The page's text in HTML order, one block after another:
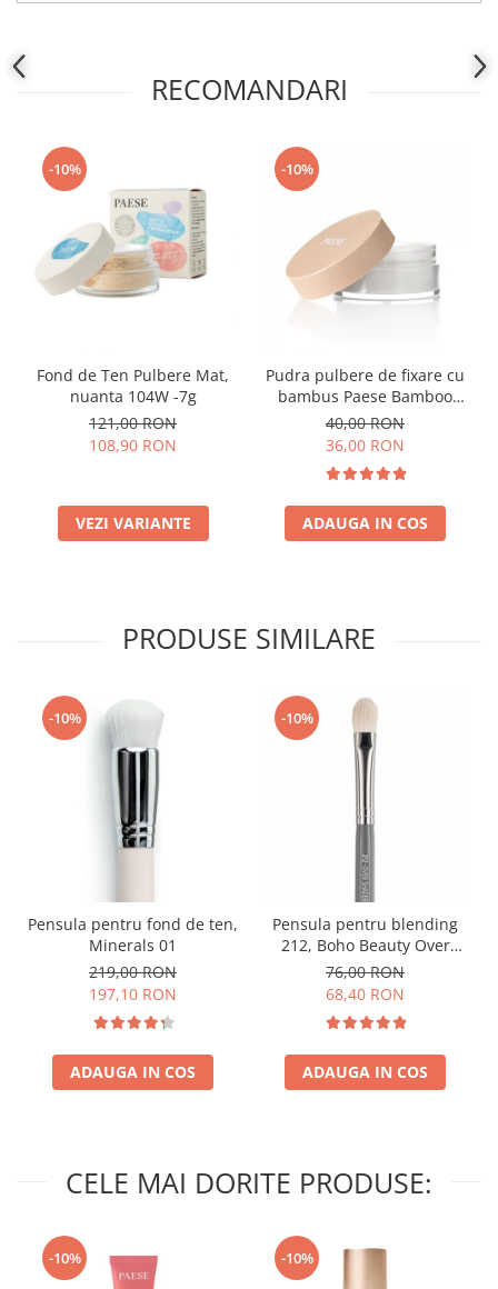
RECOMANDARI
-10%
Fond de Ten Pulbere Mat,
nuanta 104W -7g
121,00 RON
108,90 RON
VEZI VARIANTE
-10%
Pudra pulbere de fixare cu
bambus Paese Bamboo
Powder - 5g
40,00 RON
36,00 RON
ADAUGA IN COS
PRODUSE SIMILARE
-10%
Pensula pentru fond de ten,
Minerals 01
219,00 RON
197,10 RON
ADAUGA IN COS
-10%
Pensula pentru blending
212, Boho Beauty Over
Shader
76,00 RON
68,40 RON
ADAUGA IN COS
CELE MAI DORITE PRODUSE:
-10% -10%